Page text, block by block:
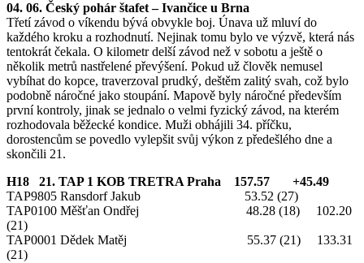
04. 06. Český pohár štafet – Ivančice u Brna
Třetí závod o víkendu bývá obvykle boj. Únava už mluví do
každého kroku a rozhodnutí. Nejinak tomu bylo ve výzvě, která nás
tentokrát čekala. O kilometr delší závod než v sobotu a ještě o
několik metrů nastřelené převýšení. Pokud už člověk nemusel
vybíhat do kopce, traverzoval prudký, deštěm zalitý svah, což bylo
podobně náročné jako stoupání. Mapově byly náročné především
první kontroly, jinak se jednalo o velmi fyzický závod, na kterém
rozhodovala běžecké kondice. Muži obhájili 34. příčku,
dorostencům se povedlo vylepšit svůj výkon z předešlého dne a
skončili 21.
H18 21. TAP 1 KOB TRETRA Praha 157.57 +45.49
TAP9805 Ransdorf Jakub 53.52 (27)
TAP0100 Měšťan Ondřej 48.28 (18) 102.20
(21)
TAP0001 Dědek Matěj 55.37 (21) 133.31
(21)